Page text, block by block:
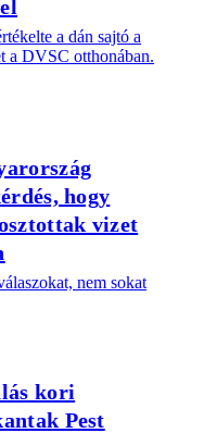
a dán sajtó a
a DVSC otthonában.
hogy
vizet
nem sokat
kori
Pest